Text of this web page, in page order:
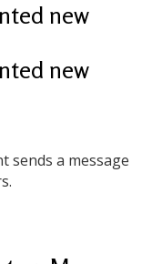
new
new
sends a message